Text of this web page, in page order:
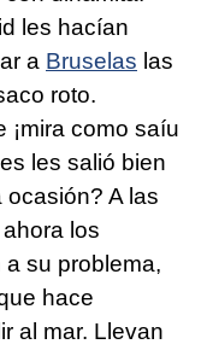
les hacían
a Bruselas las
roto.
¡mira como saíu
les salió bien
A las
los
su problema,
hace
al mar. Llevan